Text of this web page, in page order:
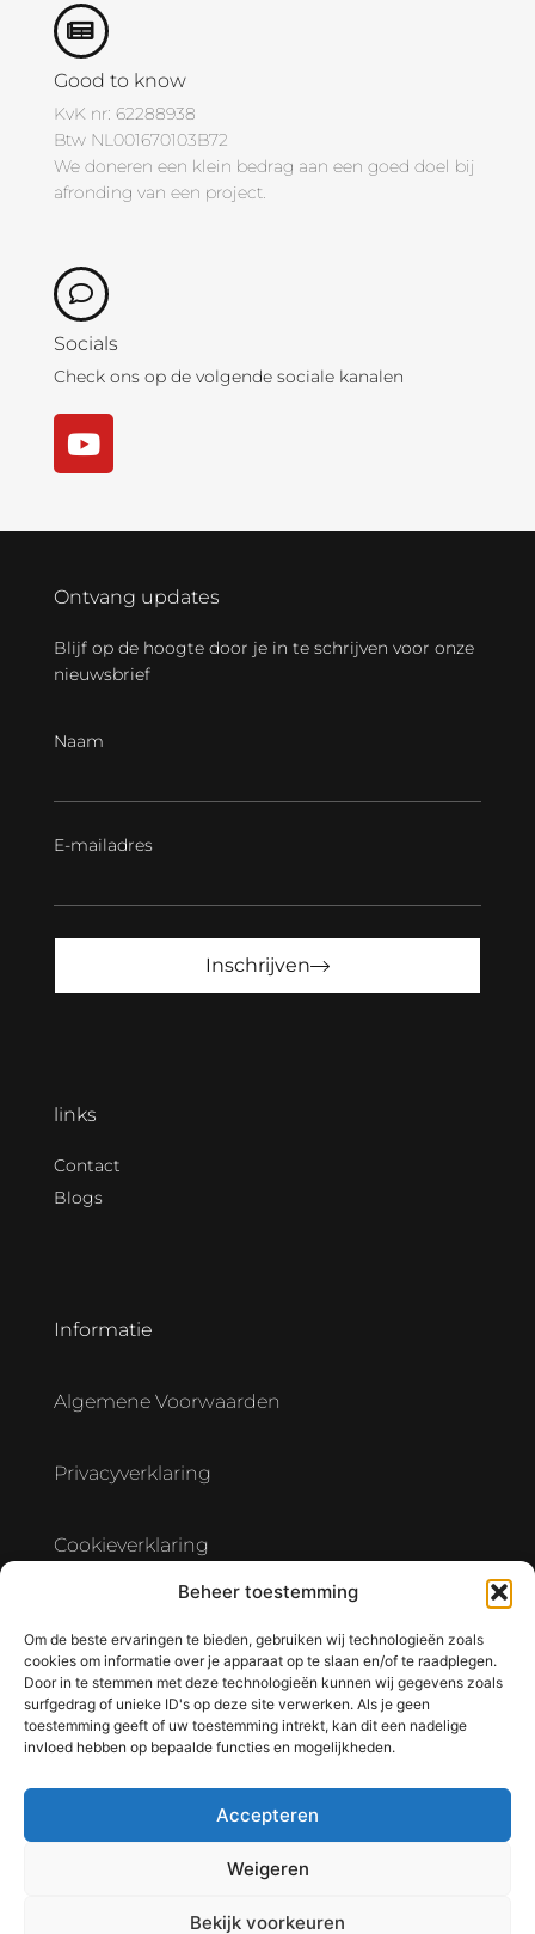
Beheer toestemming
Om de beste ervaringen te bieden, gebruiken wij technologieën zoals
cookies om informatie over je apparaat op te slaan en/of te raadplegen.
Door in te stemmen met deze technologieën kunnen wij gegevens zoals
surfgedrag of unieke ID's op deze site verwerken. Als je geen
toestemming geeft of uw toestemming intrekt, kan dit een nadelige
invloed hebben op bepaalde functies en mogelijkheden.
Accepteren
Weigeren
Bekijk voorkeuren
Good to know
KvK nr: 62288938
Btw NL001670103B72
We doneren een klein bedrag aan een goed doel bij
afronding van een project.
Socials
Check ons op de volgende sociale kanalen
Informatie
Algemene Voorwaarden
Privacyverklaring
Cookieverklaring
links
Contact
Blogs
Ontvang updates
Blijf op de hoogte door je in te schrijven voor onze
nieuwsbrief
Naam
E-mailadres
Inschrijven